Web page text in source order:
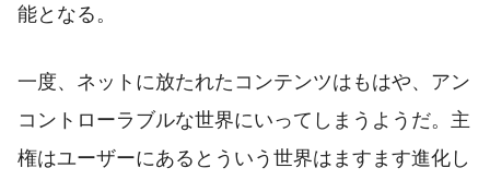
能となる。
一度、ネットに放たれたコンテンツはもはや、アン
コントローラブルな世界にいってしまうようだ。主
権はユーザーにあるとういう世界はますます進化し